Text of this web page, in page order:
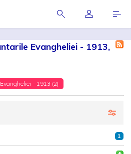
Evangheliei - 1913,
- 1913 (2)
1